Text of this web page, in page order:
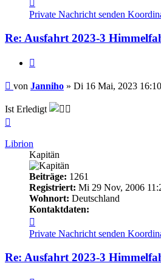
von
Janniho
Private Nachricht senden
Re: Ausfahrt 2023-3
Beitrag
von Janniho » Di 16 Mai, 2023 16:10
Ist Erledigt
Librion
Kapitän
Beiträge: 1261
Registriert: Mi 29 Nov, 2006
Wohnort: Deutschland
Kontaktdaten:
von
Librion
Private Nachricht senden
Re: Ausfahrt 2023-3